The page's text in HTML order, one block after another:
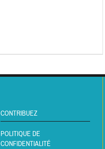
CONTRIBUEZ
POLITIQUE DE
CONFIDENTIALITÉ